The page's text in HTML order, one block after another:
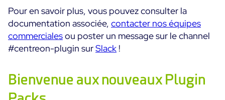
Cas d’usage
Convergence IT & OT
Observabilité
Performance Web
Supervision du Cloud
Témoignages Clients
MSP
Santé
AWS
Cisco Meraki
Pour en savoir plus, vous pouvez consulter la
documentation associée, contacter nos équipes
commercialesou poster un message sur le channel
#centreon-plugin surSlack !
Bienvenue aux nouveaux Plugin